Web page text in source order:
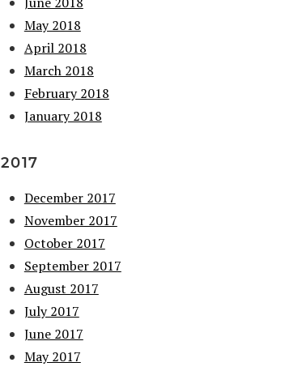
May 2018
April 2018
March 2018
February 2018
January 2018
2017
December 2017
November 2017
October 2017
September 2017
August 2017
July 2017
June 2017
May 2017